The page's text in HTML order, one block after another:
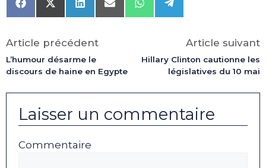
Share
on
Share
on
(Twitter)
Share
on
Share
on
Share
on
Share
on
Article précédent
L’humour désarme le
discours de haine en Egypte
Article suivant
Hillary Clinton cautionne les
législatives du 10 mai
Laisser un commentaire
Commentaire